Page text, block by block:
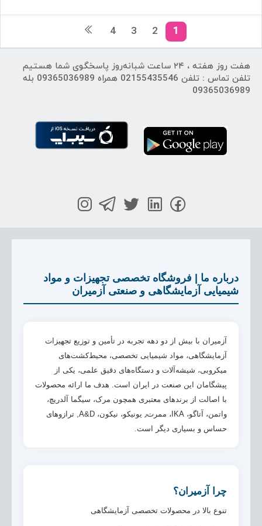
1
2
3
4
هفت روز هفته ، ۲۴ ساعت شبانه‌روز پاسخگوی شما هستیم
تلفن تماس : تلفن 02155435546 همراه 09365036989 بله
09365036989
درباره ما | فروشگاه تخصصی تجهیزات و مواد
شیمیایی آزمایشگاهی و صنعتی آزمیران
آزمیران با بیش از دو دهه تجربه در تأمین و توزیع تجهیزات
آزمایشگاهی، مواد شیمیایی تخصصی، محیط‌کشت‌های
میکروبی، شیشه‌آلات و دستگاه‌های دقیق علمی، یکی از
پیشگامان این صنعت در ایران است. هدف ما ارائه محصولات
با اصالت از برندهای معتبری همچون مرک، سیگما آلدریچ،
واتمن، آتاگو، IKA، ممرت٫ یونیکو، نیکون، A&D, ترازوهای
حساس و بسیاری دیگر است.
چرا آزمیران؟
تنوع بالا در محصولات تخصصی آزمایشگاهی